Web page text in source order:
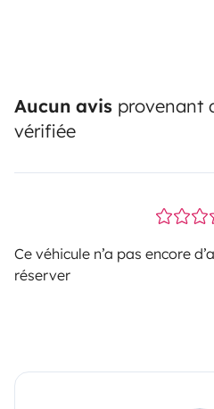
Aucun avis provenant
vérifiée
Ce véhicule n’a pas encore
réserver